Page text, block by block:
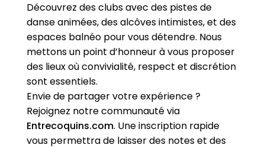
Découvrez des clubs avec des pistes de
danse animées, des alcôves intimistes, et des
espaces balnéo pour vous détendre. Nous
mettons un point d’honneur à vous proposer
des lieux où convivialité, respect et discrétion
sont essentiels.
Envie de partager votre expérience ?
Rejoignez notre communauté via
Entrecoquins.com. Une inscription rapide
vous permettra de laisser des notes et des